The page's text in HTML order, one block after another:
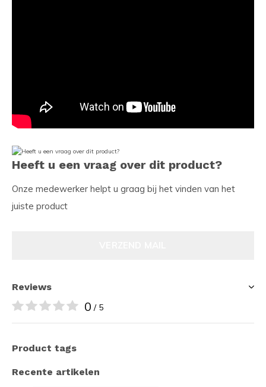
Heeft u een vraag over dit product?
Onze medewerker helpt u graag bij het vinden van het
juiste product
Reviews
0 / 5
Product tags
Recente artikelen